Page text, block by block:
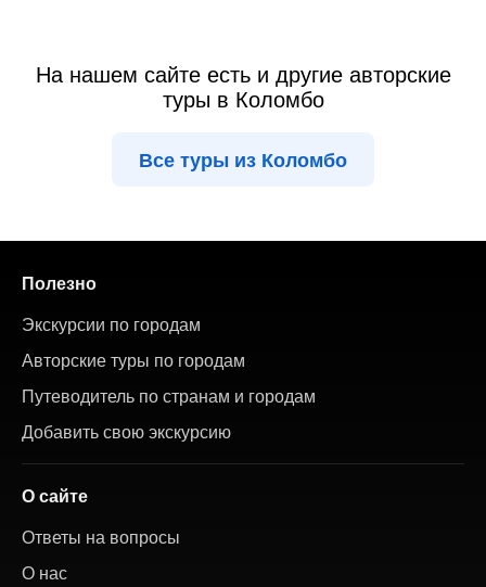
На нашем сайте есть и другие авторские
туры в Коломбо
Все туры из Коломбо
Полезно
Экскурсии по городам
Авторские туры по городам
Путеводитель по странам и городам
Добавить свою экскурсию
О сайте
Ответы на вопросы
О нас